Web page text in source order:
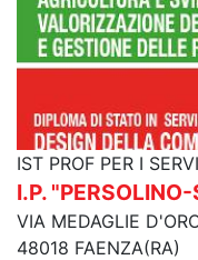
IST PROF PER I
I.P.
VIA MEDAGLIE
48018 FAENZA(RA)